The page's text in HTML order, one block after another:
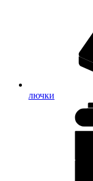
лючки